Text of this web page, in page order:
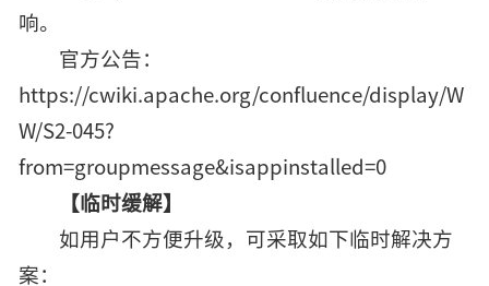
响。
官方公告：
https://cwiki.apache.org/confluence/display/W
W/S2-045?
from=groupmessage&isappinstalled=0
【临时缓解】
如用户不方便升级，可采取如下临时解决方
案：